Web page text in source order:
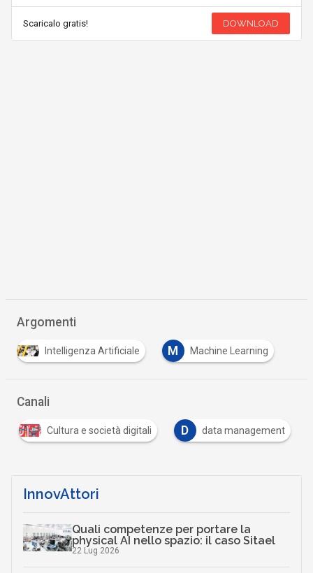
Scaricalo gratis! DOWNLOAD
Argomenti
Intelligenza Artificiale M Machine Learning
Canali
Cultura e società digitali D data management
InnovAttori
Quali competenze per portare la
physical AI nello spazio: il caso Sitael
22 Lug 2026